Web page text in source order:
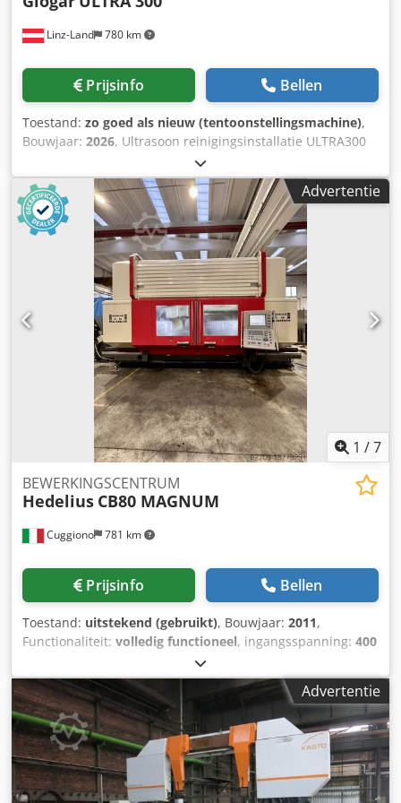
machinekoeling, spoelen, pneumatiek nieuw per 07/2024 -
niet inbegrepen De machine bevindt zich niet meer in
productie (professioneel opgeslagen) en is volledig
Linz-Land 780 km
Prijsinfo Bellen
Toestand: zo goed als nieuw (tentoonstellingsmachine),
Bouwjaar: 2026, Ultrasoon reinigingsinstallatie ULTRA300
Nuttige afmetingen platform: 1.050 x 550 mm max. nuttige
hoogte: 450 mm max. laadgewicht: 300 kg Volume: 585 liter
+ 70 liter (olieseparator) = 655 liter Verwarming: 2 x 6 kW
volledig vervaardigd uit roestvrij staal warmte- en
geluidsgeïsoleerd Externe afmetingen ca.: L 1.700 x B 1.050
x H 2.000 mm Besturing fabrikaat: Fatek, HMI fabrikaat:
Weintek Elektrische aansluitwaarde: 15 kW inclusief: -
automatische pneumatische goederelift -
oppervlaktespoeling/olieseparator voor badonderhoud -
ultrasoon dompelomvormer als 2-zijdige geluidsbron -
Vermogen: 3.000 Watt effectief / 6.000 Watt piek -
Multifrequent: 20 kHz / 40 kHz - handmatige afblaaspistool
Credoxuzyfjpfx Alwsf Demonstratie-installatie uit het
Glogar Technologiecentrum, direct beschikbaar
Advertentie
1 /7
Cuggiono 781 km
BEWERKINGSCENTRUM
Hedelius CB80 MAGNUM
Prijsinfo Bellen
Toestand: uitstekend (gebruikt), Bouwjaar: 2011,
Functionaliteit: volledig functioneel, ingangsspanning: 400
, verplaatsingsafstand X-as:3.220 mm
800 mm, verplaatsingsafstand Z-as:600 mm, aantal
posities in het gereedschapsmagazijn:
, totale hoogte:
3.600 mm, totale lengte: 7.500 mm , totale breedte:4.200
mm, totaalgewicht:15.500 kg, tafel lengte:3.900 mm,
tafelbreedte:750 mm , controller model: Heidenhain,
afstand van het midden van de tafel tot de spindelneus:
720 mm, spil-motorvermogen:35 W, snelle verplaatsing Z-
Advertentie